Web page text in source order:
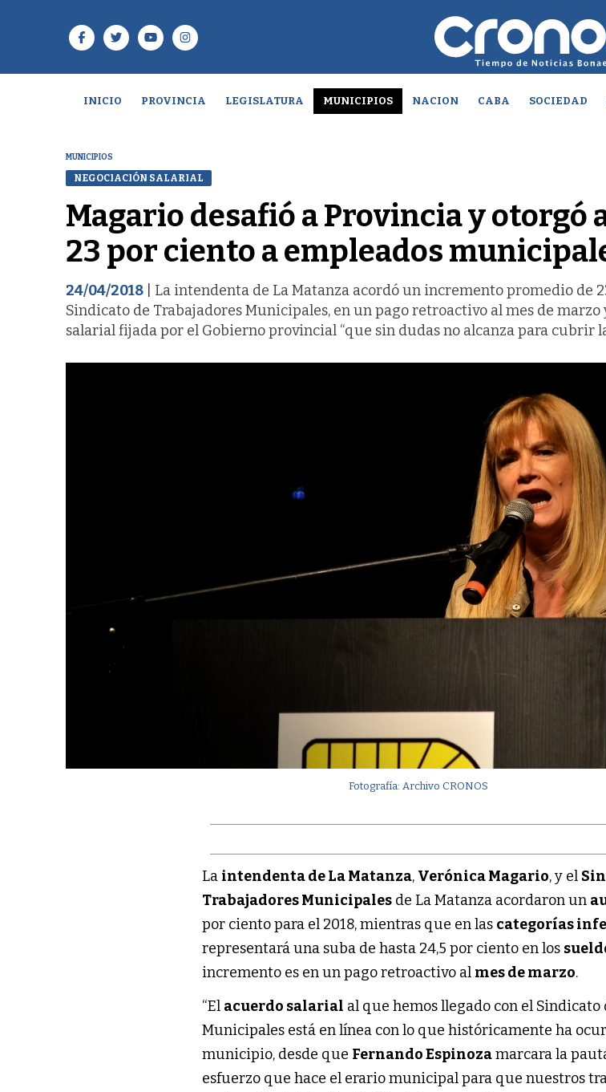
INICIO PROVINCIA LEGISLATURA MUNICIPIOS NACION CABA SOCIEDAD
MUNICIPIOS
NEGOCIACIÓN SALARIAL
Magario desafió a Provincia y otorgó
23 por ciento a empleados
24/04/2018 | La intendenta de La Matanza acordó un incremento promedio de
Sindicato de Trabajadores Municipales, en un pago retroactivo al mes de
salarial fijada por el Gobierno provincial “que sin dudas no alcanza para cubrir
Fotografía: Archivo CRONOS
La intendenta de La Matanza, Verónica Magario, y el
Trabajadores Municipales de La Matanza acordaron un
por ciento para el 2018, mientras que en las categorías
representará una suba de hasta 24,5 por ciento en los
incremento es en un pago retroactivo al mes de marzo.
“El acuerdo salarial al que hemos llegado con el Sindicato
Municipales está en línea con lo que históricamente ha
municipio, desde que Fernando Espinozamarcara la
esfuerzo que hace el erario municipal para que nuestros